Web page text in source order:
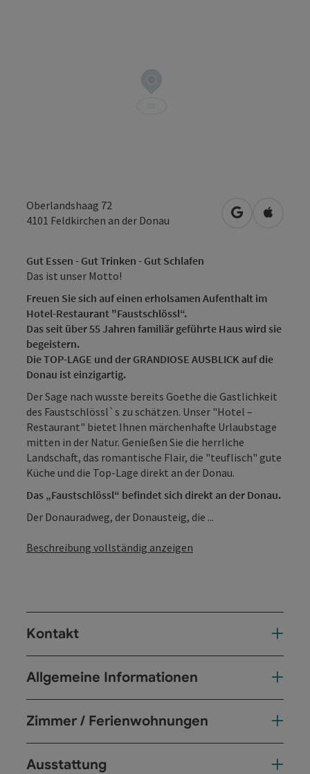
Oberlandshaag 72
4101 Feldkirchen an der Donau in Google
in
Gut Essen - Gut Trinken - Gut Schlafen
Das ist unser Motto!
Freuen Sie sich auf einen erholsamen Aufenthalt im
Hotel-Restaurant "Faustschlössl“.
Das seit über 55 Jahren familiär geführte Haus wird sie
begeistern.
Die TOP-LAGE und der GRANDIOSE AUSBLICK auf die
Donau ist einzigartig.
Der Sage nach wusste bereits Goethe die Gastlichkeit
des Faustschlössl`s zu schätzen. Unser "Hotel –
Restaurant" bietet Ihnen märchenhafte Urlaubstage
mitten in der Natur. Genießen Sie die herrliche
Landschaft, das romantische Flair, die "teuflisch" gute
Küche und die Top-Lage direkt an der Donau.
Das „Faustschlössl“ befindet sich direkt an der Donau.
Der Donauradweg, der Donausteig, die ...
Beschreibung vollständig anzeigen
Kontakt
Allgemeine Informationen
Zimmer / Ferienwohnungen
Ausstattung